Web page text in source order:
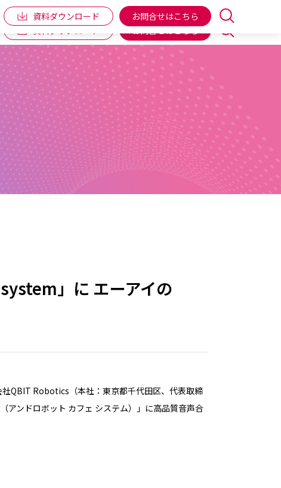
企業情報 IR情報 個人向け商品 ENGLISH
資料ダウンロード お問合せはこちら
資料ダウンロード お問合せはこちら
」に エーアイの
QBIT Robotics（本社：東京都千代田区、代表取締
ンドロボット カフェ システム）」に高品質音声合